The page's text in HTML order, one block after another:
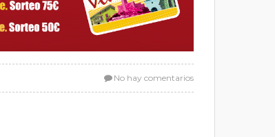
No hay comentarios